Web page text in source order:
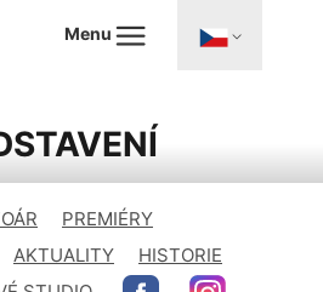
Menu
PREMIÉRY
AKTUALITY
HISTORIE